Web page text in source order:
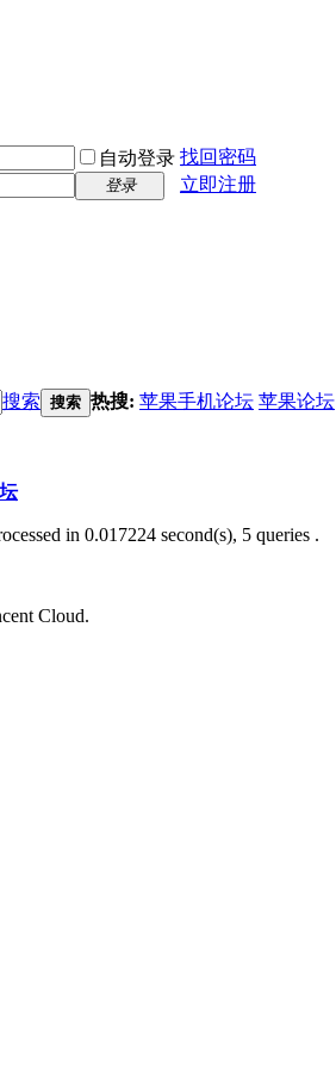
自动登录 找回密码
登录
立即注册
搜索 搜索 热搜: 苹果手机论坛 苹果论坛
in 0.017224 second(s), 5 queries .
Cloud.